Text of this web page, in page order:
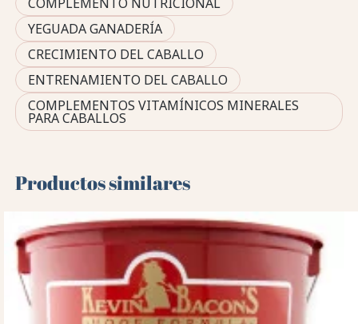
YEGUADA GANADERÍA
CRECIMIENTO DEL CABALLO
ENTRENAMIENTO DEL CABALLO
COMPLEMENTOS VITAMÍNICOS MINERALES
PARA CABALLOS
Productos similares